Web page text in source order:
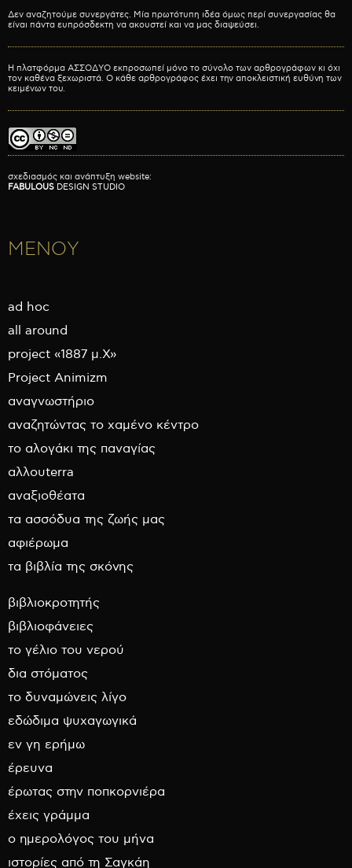
Δεν αναζητούμε συνεργάτες. Μία πρωτότυπη ιδέα όμως περί συνεργασίας θα
είναι πάντα ευπρόσδεκτη να ακουστεί και να μας διαψεύσει.
Η πλατφόρμα ΑΣΣΟΔΥΟ εκπροσωπεί μόνο το σύνολο των αρθρογράφων κι όχι
τον καθένα ξεχωριστά. Ο κάθε αρθρογράφος έχει την αποκλειστική ευθύνη των
κειμένων του.
σχεδιασμός και ανάπτυξη website:
FABULOUS DESIGN STUDIO
ΜΕΝΟΥ
ad hoc
all around
project «1887 μ.Χ»
Project Animizm
αναγνωστήριο
αναζητώντας το χαμένο κέντρο
το αλογάκι της παναγίας
αλλουterra
αναξιοθέατα
τα ασσόδυα της ζωής μας
αφιέρωμα
τα βιβλία της σκόνης
βιβλιοκροτητής
βιβλιοφάνειες
το γέλιο του νερού
δια στόματος
το δυναμώνεις λίγο
εδώδιμα ψυχαγωγικά
εν γη ερήμω
έρευνα
έρωτας στην ποπκορνιέρα
έχεις γράμμα
ο ημερολόγος του μήνα
ιστορίες από τη Σαγκάη